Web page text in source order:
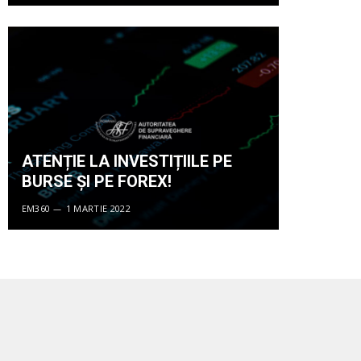
ATENȚIE LA INVESTIȚIILE PE
BURSE ȘI PE FOREX!
EM360 1 MARTIE 2022